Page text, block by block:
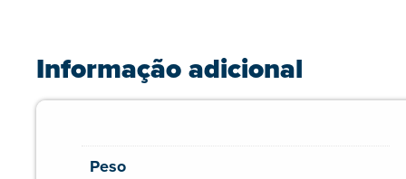
Informação adicional
Peso